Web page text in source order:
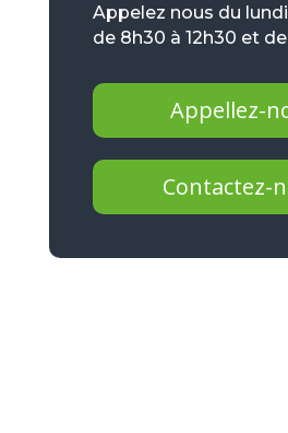
Appelez nous du
de 8h30 à 12h30 et de
Appellez-
Contactez-